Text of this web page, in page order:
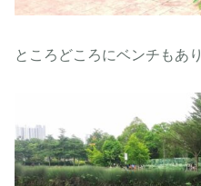
ところどころにベンチもあ